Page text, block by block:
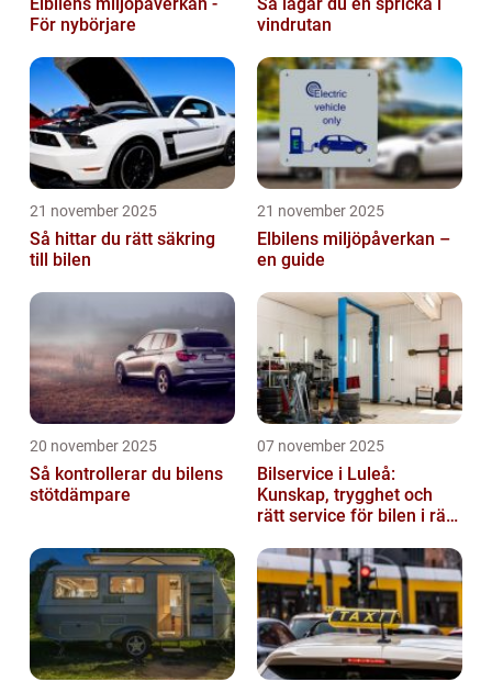
För nybörjare
vindrutan
21 november 2025
Så hittar du rätt säkring
till bilen
21 november 2025
Elbilens miljöpåverkan –
en guide
20 november 2025
Så kontrollerar du bilens
stötdämpare
07 november 2025
Bilservice i Luleå:
Kunskap, trygghet och
rätt service för bilen i rätt